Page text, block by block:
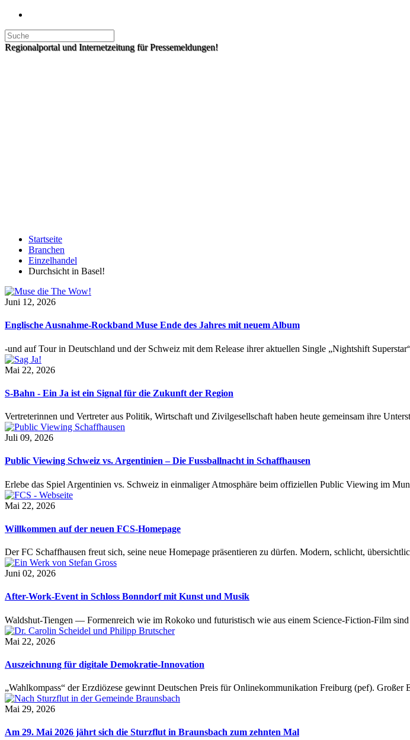
Regionalportal und Internetzeitung für Pressemeldungen!
Startseite
Branchen
Einzelhandel
Durchsicht in Basel!
Juni 12, 2026
Englische Ausnahme-Rockband Muse Ende des Jahres mit neuem Album
-und auf Tour in Deutschland und der Schweiz mit dem Release ihrer aktuellen Single „Nightshift
Mai 22, 2026
S-Bahn - Ein Ja ist ein Signal für die Zukunft der Region
Vertreterinnen und Vertreter aus Politik, Wirtschaft und Zivilgesellschaft haben heute gemeinsam ihre
Juli 09, 2026
Public Viewing Schweiz vs. Argentinien – Die Fussballnacht in Schaffhausen
Erlebe das Spiel Argentinien vs. Schweiz in einmaliger Atmosphäre beim offiziellen Public Viewing im
Mai 22, 2026
Willkommen auf der neuen FCS-Homepage
Der FC Schaffhausen freut sich, seine neue Homepage präsentieren zu dürfen. Modern, schlicht,
Juni 02, 2026
After-Work-Event in Schloss Bonndorf mit Kunst und Musik
Waldshut-Tiengen — Formenreich wie im Rokoko und futuristisch wie aus einem Science-Fiction-Film
Mai 22, 2026
Auszeichnung für digitale Demokratie-Innovation
„Wahlkompass“ der Erzdiözese gewinnt Deutschen Preis für Onlinekommunikation Freiburg (pef).
Mai 29, 2026
Am 29. Mai 2026 jährt sich die Sturzflut in Braunsbach zum zehnten Mal